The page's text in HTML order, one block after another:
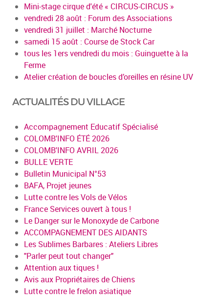
Mini-stage cirque d'été « CIRCUS-CIRCUS »
vendredi 28 août : Forum des Associations
vendredi 31 juillet : Marché Nocturne
samedi 15 août : Course de Stock Car
tous les 1ers vendredi du mois : Guinguette à la
Ferme
Atelier création de boucles d’oreilles en résine UV
ACTUALITÉS DU VILLAGE
Accompagnement Educatif Spécialisé
COLOMB'INFO ÉTÉ 2026
COLOMB'INFO AVRIL 2026
BULLE VERTE
Bulletin Municipal N°53
BAFA, Projet jeunes
Lutte contre les Vols de Vélos
France Services ouvert à tous !
Le Danger sur le Monoxyde de Carbone
ACCOMPAGNEMENT DES AIDANTS
Les Sublimes Barbares : Ateliers Libres
"Parler peut tout changer"
Attention aux tiques !
Avis aux Propriétaires de Chiens
Lutte contre le frelon asiatique